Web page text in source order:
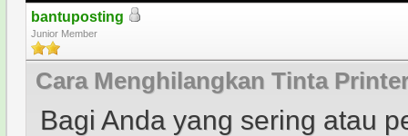
bantuposting
Junior Member
Cara Menghilangkan Tinta
Bagi Anda yang sering atau